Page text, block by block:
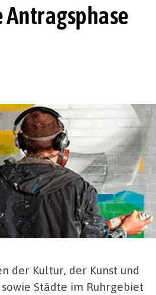
Antragsphase
der Kultur, der Kunst und
Städte im Ruhrgebiet